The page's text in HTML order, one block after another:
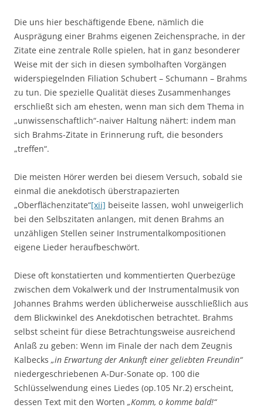
Die uns hier beschäftigende Ebene, nämlich die
Ausprägung einer Brahms eigenen Zeichensprache, in der
Zitate eine zentrale Rolle spielen, hat in ganz besonderer
Weise mit der sich in diesen symbolhaften Vorgängen
widerspiegelnden Filiation Schubert – Schumann – Brahms
zu tun. Die spezielle Qualität dieses Zusammenhanges
erschließt sich am ehesten, wenn man sich dem Thema in
„unwissenschaftlich“-naiver Haltung nähert: indem man
sich Brahms-Zitate in Erinnerung ruft, die besonders
„treffen“.
Die meisten Hörer werden bei diesem Versuch, sobald sie
einmal die anekdotisch überstrapazierten
„Oberflächenzitate“[xii] beiseite lassen, wohl unweigerlich
bei den Selbszitaten anlangen, mit denen Brahms an
unzähligen Stellen seiner Instrumentalkompositionen
eigene Lieder heraufbeschwört.
Diese oft konstatierten und kommentierten Querbezüge
zwischen dem Vokalwerk und der Instrumentalmusik von
Johannes Brahms werden üblicherweise ausschließlich aus
dem Blickwinkel des Anekdotischen betrachtet. Brahms
selbst scheint für diese Betrachtungsweise ausreichend
Anlaß zu geben: Wenn im Finale der nach dem Zeugnis
Kalbecks „in Erwartung der Ankunft einer geliebten Freundin“
niedergeschriebenen A-Dur-Sonate op. 100 die
Schlüsselwendung eines Liedes (op.105 Nr.2) erscheint,
dessen Text mit den Worten „Komm, o komme bald!“